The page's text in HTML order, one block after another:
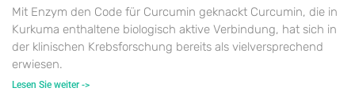
Mit Enzym den Code für Curcumin geknackt Curcumin, die in
Kurkuma enthaltene biologisch aktive Verbindung, hat sich in
der klinischen Krebsforschung bereits als vielversprechend
erwiesen.
Lesen Sie weiter ->